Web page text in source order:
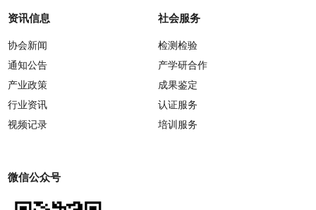
资讯信息
协会新闻
通知公告
产业政策
行业资讯
视频记录
社会服务
检测检验
产学研合作
成果鉴定
认证服务
培训服务
微信公众号